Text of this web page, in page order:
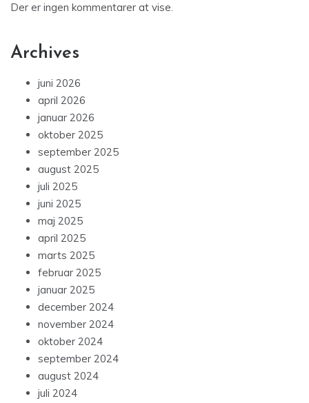
Der er ingen kommentarer at vise.
Archives
juni 2026
april 2026
januar 2026
oktober 2025
september 2025
august 2025
juli 2025
juni 2025
maj 2025
april 2025
marts 2025
februar 2025
januar 2025
december 2024
november 2024
oktober 2024
september 2024
august 2024
juli 2024